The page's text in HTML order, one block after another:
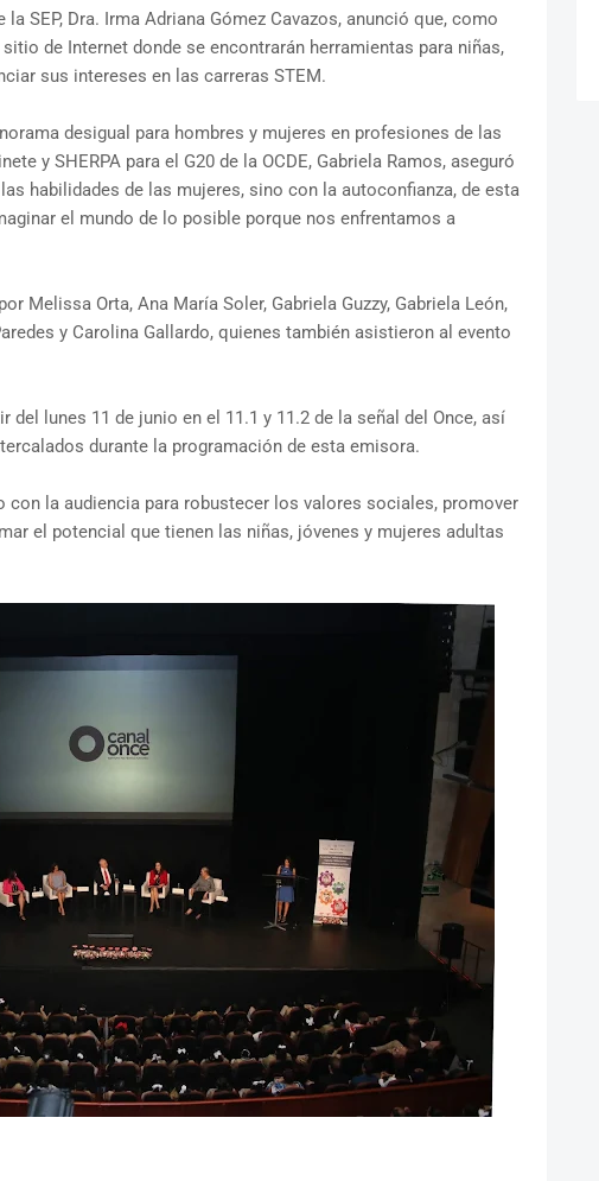
SEP, Dra. Irma Adriana Gómez Cavazos, anunció que, como
de Internet donde se encontrarán herramientas para niñas,
sus intereses en las carreras STEM.
desigual para hombres y mujeres en profesiones de las
y SHERPA para el G20 de la OCDE, Gabriela Ramos, aseguró
habilidades de las mujeres, sino con la autoconfianza, de esta
el mundo de lo posible porque nos enfrentamos a
Melissa Orta, Ana María Soler, Gabriela Guzzy, Gabriela León,
y Carolina Gallardo, quienes también asistieron al evento
lunes 11 de junio en el 11.1 y 11.2 de la señal del Once, así
durante la programación de esta emisora.
con la audiencia para robustecer los valores sociales, promover
el potencial que tienen las niñas, jóvenes y mujeres adultas